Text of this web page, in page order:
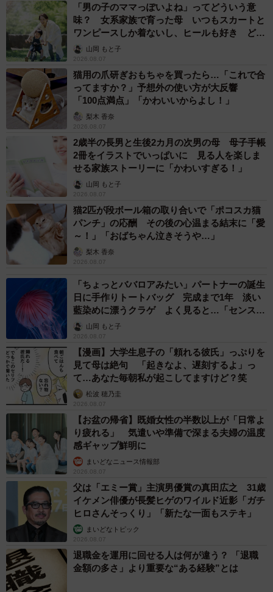
「男の子のママっぽいよね」ってどういう意
味？ 女系家族で育った母 いつもスカートと
ワンピースしか着ないし、ヒールも好き どの
へんが…
山岡 もと子
2026.08.07
猫用の爪研ぎおもちゃを買ったら…「これで合
ってますか？」予想外の使い方が大反響
「100点満点」「かわいいからよし！」
梨木 香奈
2026.08.07
2歳半の長男と生後2カ月の次男の母 母子手帳
2冊をイラストでいっぱいに 見る人を楽しま
せる家族ストーリーに「かわいすぎる！」
山岡 もと子
2026.08.07
猫2匹が段ボール箱の取り合いで「ポコスカ猫
パンチ」の応酬 その後の心温まる結末に「愛
～！」「おばちゃん泣きそうや…」
梨木 香奈
2026.08.07
「ちょっとババロアみたい」パートナーの誕生
日に手作りトートバッグ 完成まで1年 淡い
藍染めに漂うクラゲ よく見ると…「センスす
ごい」山岡 もと子
2026.08.07
【漫画】大学生息子の「頼れる彼氏」っぷりを
見て母は絶句 「起きなよ、遅刻するよ」っ
て…あなた毎朝私が起こしてますけど？笑
松波 穂乃圭
2026.08.07
【お盆の帰省】既婚女性の半数以上が「日常よ
り疲れる」 気遣いや準備で深まる夫婦の温度
感ギャップ鮮明に
まいどなニュース情報部
2026.08.07
父は「エミー賞」主演男優賞の真田広之 31歳
イケメン俳優が長髪ヒゲのワイルド近影「ガチ
ヒロさんそっくり」「新たな一面もステキ」
まいどなトピック
2026.08.07
退職金を運用に回せる人は何が違う？ 「退職
金額の多さ」より重要な“ある経験”とは